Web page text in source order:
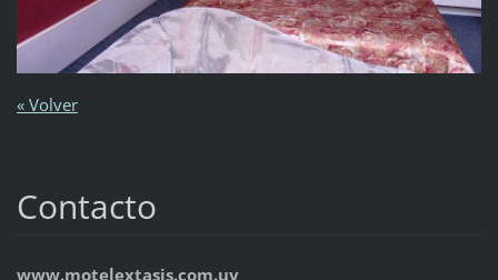
« Volver
Contacto
www.motelextasis.com.uy